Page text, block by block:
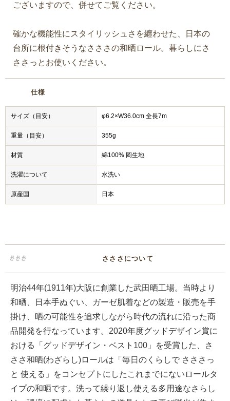
ございますので、併せてご覧ください。
確かな機能性にスタイリッシュさを纏わせた、日本の
台所に根付きそうなさささの和晒ロール。暮らしにさ
ささっとお使いください。
仕様
サイズ（目安） φ6.2×W36.0cm 全長7m
重量（目安） 355g
材質 綿100% 岡生地
洗濯について 水洗い
原産国 日本
さささについて
明治44年(1911年)大阪に創業した武田晒工場。当時より
和晒、日本手ぬぐい、ガーゼ肌着などの製造・販売を手
掛け、晒の可能性を追求しながら時代の流れに沿った商
品開発を行なっています。2020年度グッドデザイン賞に
おける「グッドデザイン・ベスト100」を受賞した、さ
ささ和晒(わざらし)ロールは「毎⽇のくらしで さささっ
と 使える」をコンセプトにしたこれまでにないロールタ
イプの和晒です。洗って繰り返し使える多用途なさらし